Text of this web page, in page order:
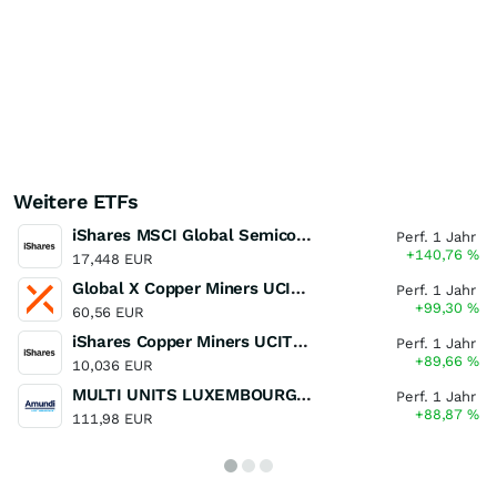
Weitere ETFs
iShares MSCI Global Semiconductors UCITS ETF USD (Acc)
17,448 EUR
Perf. 1 Jahr
+140,76%
Global X Copper Miners UCITS ETF USD Acc
60,56 EUR
Perf. 1 Jahr
+99,30%
iShares Copper Miners UCITS ETF
10,036 EUR
Perf. 1 Jahr
+89,66%
MULTI UNITS LUXEMBOURG - Lyxor MSCI Semiconductors ESG Filtered
111,98 EUR
Perf. 1 Jahr
+88,87%